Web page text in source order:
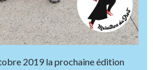
2019 la prochaine édition